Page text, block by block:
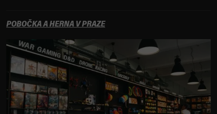
POBOČKA A HERNA V PRAZE